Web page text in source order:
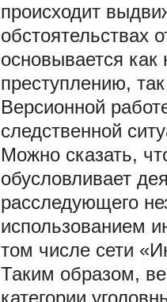
происходит
обстоятельствах
основывается
преступлению,
Версионной
следственной
Можно сказать,
обусловливает
расследующего
использованием
том числе сети
Таким образом,
категории